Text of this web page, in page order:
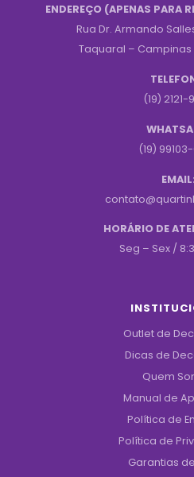
ENDEREÇO (APENAS PARA
Rua Dr. Armando
Taquaral – Campinas
(19) 2121-
(19)
EMAIL:
HORÁRIO DE
Seg – Sex /
Outlet de
Dicas de
Quem
Manual de
Política de
Política de
Garantias